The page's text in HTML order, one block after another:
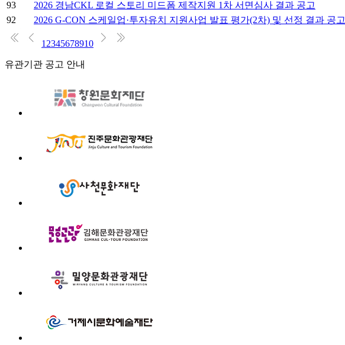
93
2026 경남CKL 로컬 스토리 미드폼 제작지원 1차 서면심사 결과 공고
92
2026 G-CON 스케일업·투자유치 지원사업 발표 평가(2차) 및 선정 결과 공고
1 2345678910
유관기관 공고 안내